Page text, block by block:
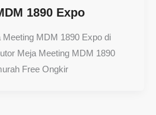
1890 Expo
Meeting MDM 1890 Expo di
Meja Meeting MDM 1890
Free Ongkir